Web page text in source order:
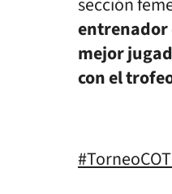
entrenador
mejor
con el